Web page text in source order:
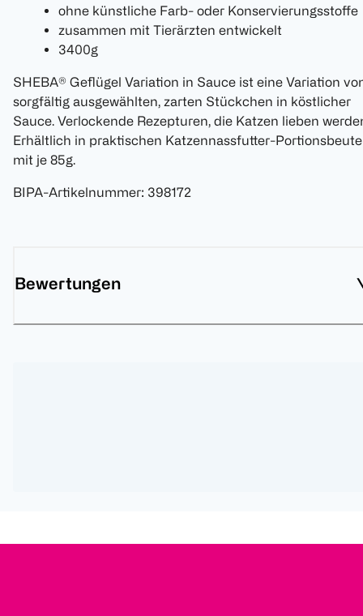
ohne künstliche Farb- oder Konservierungsstoffe
zusammen mit Tierärzten entwickelt
3400g
SHEBA® Geflügel Variation in Sauce ist eine Variation
sorgfältig ausgewählten, zarten Stückchen in köstlicher
Sauce. Verlockende Rezepturen, die Katzen lieben
Erhältlich in praktischen Katzennassfutter-
mit je 85g.
BIPA-Artikelnummer: 398172
Bewertungen